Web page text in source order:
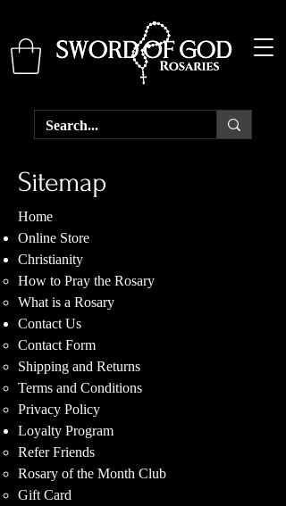
Sitemap
Home
Online Store
Christianity
How to Pray the Rosary
What is a Rosary
Contact Us
Contact Form
Shipping and Returns
Terms and Conditions
Privacy Policy
Loyalty Program
Refer Friends
Rosary of the Month Club
Gift Card